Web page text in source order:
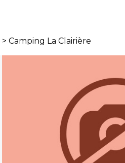
> Camping La Clairière